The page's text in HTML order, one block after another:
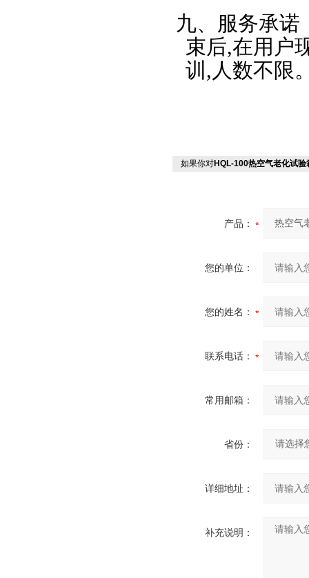
九、服务承诺
束后,在用户
训 ,人数不限
如果你对HQL-100热空气老化试验
产品：
您的单位：
您的姓名：
联系电话：
常用邮箱：
省份：
详细地址：
补充说明：